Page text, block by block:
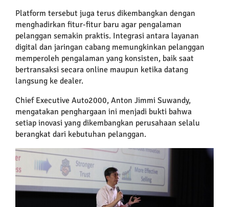
Platform tersebut juga terus dikembangkan dengan
menghadirkan fitur-fitur baru agar pengalaman
pelanggan semakin praktis. Integrasi antara layanan
digital dan jaringan cabang memungkinkan pelanggan
memperoleh pengalaman yang konsisten, baik saat
bertransaksi secara online maupun ketika datang
langsung ke dealer.
Chief Executive Auto2000, Anton Jimmi Suwandy,
mengatakan penghargaan ini menjadi bukti bahwa
setiap inovasi yang dikembangkan perusahaan selalu
berangkat dari kebutuhan pelanggan.